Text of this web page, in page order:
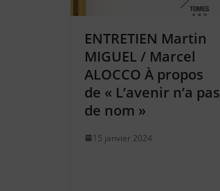
ENTRETIEN Martin
MIGUEL / Marcel
ALOCCO À propos
de « L’avenir n’a pas
de nom »
15 janvier 2024